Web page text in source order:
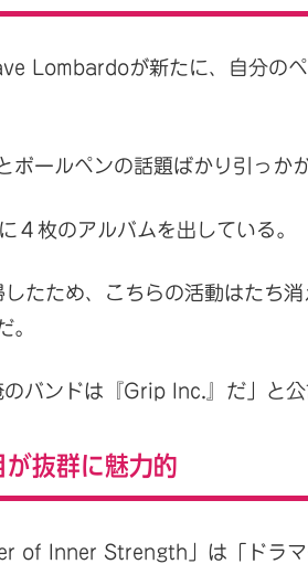
Lombardoが新たに、自分の
ボールペンの話題ばかり引っか
４枚のアルバムを出している。
たため、こちらの活動はたち消
。
バンドは『Grip Inc.』だ」と公
抜群に魅力的
of Inner Strength」は「ドラ